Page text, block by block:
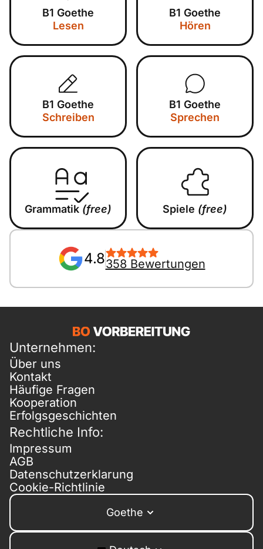
B1 Goethe
Lesen
B1 Goethe
Hören
B1 Goethe
Schreiben
B1 Goethe
Sprechen
Grammatik (free) Spiele (free)
4.8358 Bewertungen
Unternehmen:
Über uns
Kontakt
Häufige Fragen
Kooperation
Erfolgsgeschichten
Rechtliche Info:
Impressum
AGB
Datenschutzerklarung
Cookie-Richtlinie
Goethe